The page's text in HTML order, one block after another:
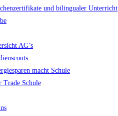
und bilingualer Unterricht
AG’s
macht Schule
Trade Schule